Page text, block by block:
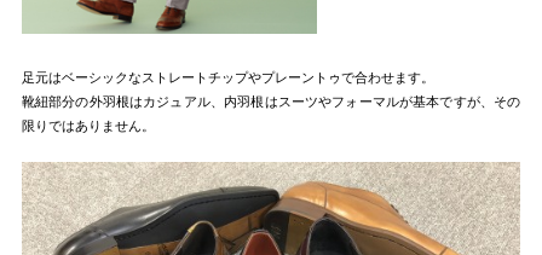
足元はベーシックなストレートチップやプレーントゥで合わせます。
靴紐部分の外羽根はカジュアル、内羽根はスーツやフォーマルが基本ですが、その
限りではありません。